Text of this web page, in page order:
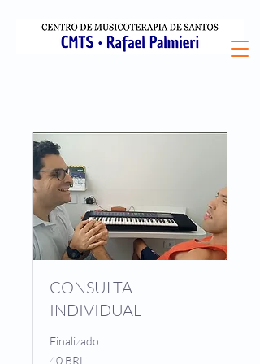
CONSULTA
INDIVIDUAL
Finalizado
40
40 BRL